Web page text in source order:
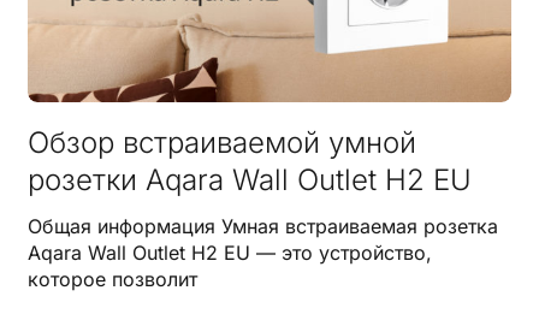
Обзор встраиваемой умной
розетки Aqara Wall Outlet H2 EU
Общая информация Умная встраиваемая розетка
Aqara Wall Outlet H2 EU — это устройство,
которое позволит